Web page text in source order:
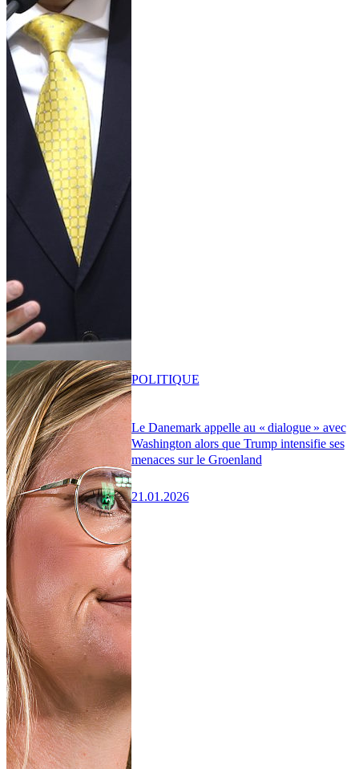
Le Danemark appelle au « dialogue » avec
Washington alors que Trump intensifie ses
menaces sur le Groenland
21.01.2026
POLITIQUE